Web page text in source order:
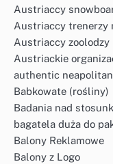
Austriaccy
Austriaccy trenerzy
Austriaccy zoolodzy
Austriackie
authentic
Babkowate (rośliny)
Badania nad
bagatela duża do
Balony Reklamowe
Balony z Logo